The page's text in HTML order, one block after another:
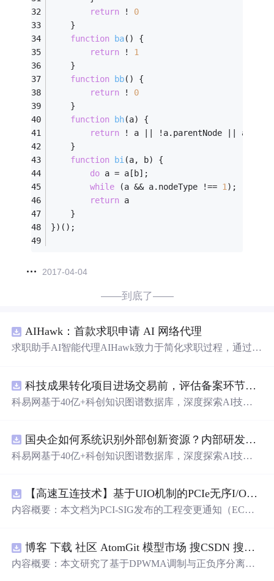
return ! 0
    }
function
ba( ) {
return ! 1
    }
function
bb( ) {
return ! 0
    }
function
bh(a) {
return ! a || !a.parentNode ||
    }
function
bi(a, b) {
do a = a[b];
while (a && a.nodeType !== 1);
return a
    }
})();
2017-04-04
——到底了——
AIHawk：首款求职申请 AI 网络代理
求职助手AI智能代理AIHawk致力于简化求职过程，通过自
科技成果转化项目进场交易前，评估备案环节需要准备哪些材料？.docx
科易网基于40亿+科创知识图谱数据库，深度探索AI技术
新领域的AI+数智化解决方案，推动科技创新与产业创新
智能化发展。
国央企如何系统识别外部创新资源？内部研发体系完善，但对外部高校、中小科技企业技术能力缺乏动态认知。.docx
科易网基于40亿+科创知识图谱数据库，深度探索AI技术
新领域的AI+数智化解决方案，推动科技创新与产业创新
智能化发展。
【高速互连技术】基于UIO机制的PCIe无序I/O扩展：多路径架构下内存请求的高性能传输与排序控制方案设计
内容概要：本文档为PCI-SIG发布的工程变更通知（EC
规则对多路径拓扑和高性能IO系统的限制。UIO基于Flit模
式，定义了一套新的TLP（事务层包）类型和规则，允许
博客 下载 社区 AtomGit 模型市场 搜CSDN 搜索 AI 搜索 会员中心 创作中心 基于DPWMA调制与正负序分离的ANPC三电平并网逆变器前馈控制策略研究（Simulink仿真实现）
内容概要：本文研究了基于DPWMA调制与正负序分离的